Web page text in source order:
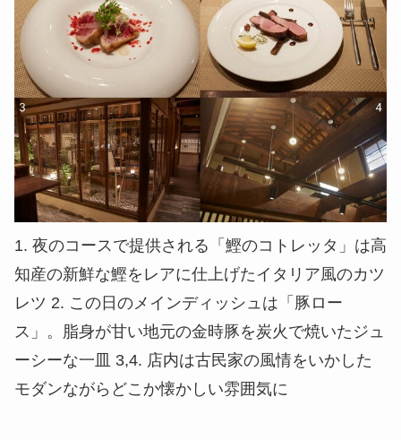
1. 夜のコースで提供される「鰹のコトレッタ」は高
知産の新鮮な鰹をレアに仕上げたイタリア風のカツ
レツ 2. この日のメインディッシュは「豚ロー
ス」。脂身が甘い地元の金時豚を炭火で焼いたジュ
ーシーな一皿 3,4. 店内は古民家の風情をいかした
モダンながらどこか懐かしい雰囲気に